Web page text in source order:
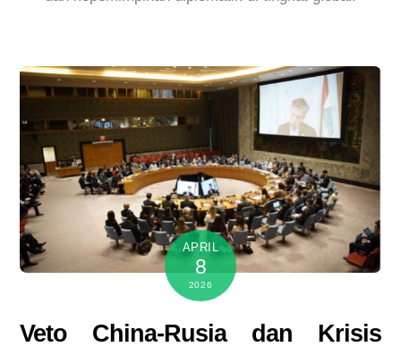
APRIL
8
2026
Veto China-Rusia dan Krisis